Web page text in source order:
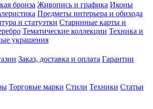
бронза Живопись и графика Иконы
Предметы интерьера и обихода
и статуэтки Старинные карты и
Тематические коллекции Техника и
украшения
Заказ, доставка и оплата Гарантии
Торговые марки Стили Техники Статьи